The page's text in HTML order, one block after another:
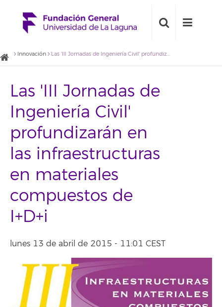
Innovación Las 'III Jornadas de Ingeniería Civil' profundizarán en las infraestructuras en materiales compuestos de I+D+i
Las 'III Jornadas de
Ingeniería Civil'
profundizarán en
las infraestructuras
en materiales
compuestos de
I+D+i
lunes 13 de abril de 2015 - 11:01 CEST